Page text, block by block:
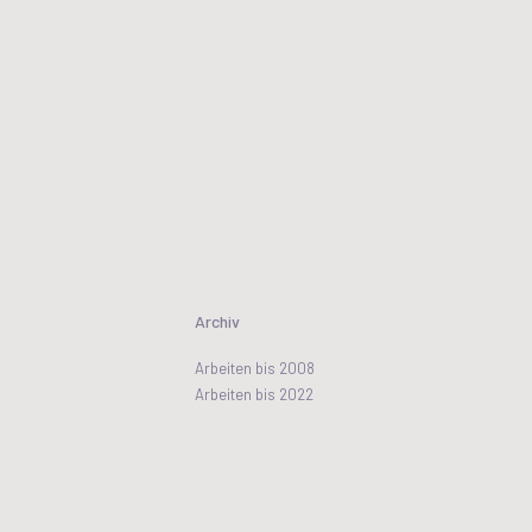
Archiv
Arbeiten bis 2008
Arbeiten bis 2022